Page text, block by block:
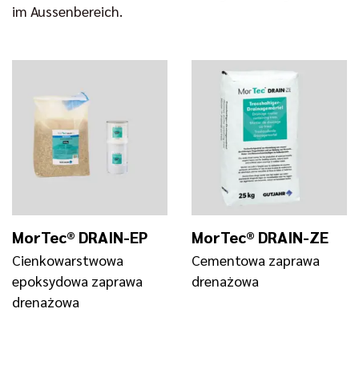
im Aussenbereich.
MorTec® DRAIN-EP
Cienkowarstwowa
epoksydowa zaprawa
drenażowa
MorTec® DRAIN-ZE
Cementowa zaprawa
drenażowa